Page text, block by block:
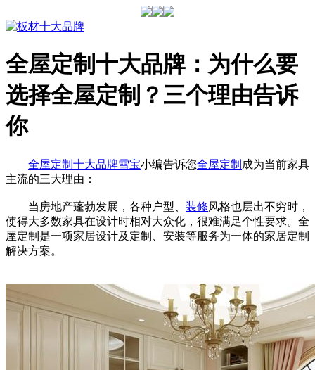
全屋定制十大品牌：为什么要
选择全屋定制？三个理由告诉
你
全屋定制十大品牌雪宝小编告诉您全屋定制 成为当前家具
主流的三大理由：
当房地产蓬勃发展，各种户型、 装修风格也层出不穷时，
使得大多数家具在设计时相对大众化，很难满足个性要求。全
屋定制是一项家居设计及定制、安装等服务为一体的家居定制
解决方案。